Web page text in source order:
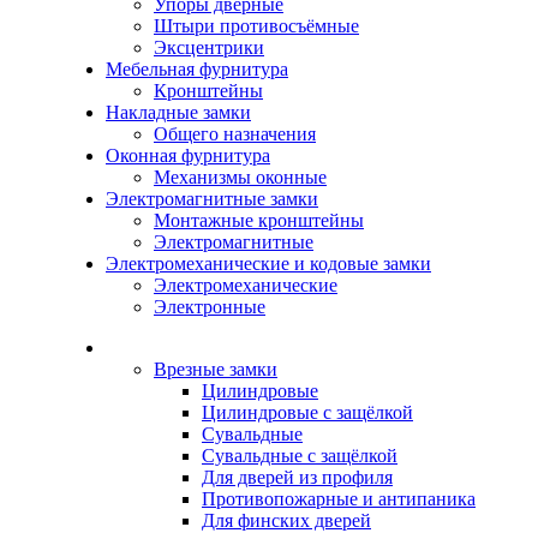
Упоры дверные
Штыри противосъёмные
Эксцентрики
Мебельная фурнитура
Кронштейны
Накладные замки
Общего назначения
Оконная фурнитура
Механизмы оконные
Электромагнитные замки
Монтажные кронштейны
Электромагнитные
Электромеханические и кодовые замки
Электромеханические
Электронные
Врезные замки
Цилиндровые
Цилиндровые с защёлкой
Сувальдные
Сувальдные с защёлкой
Для дверей из профиля
Противопожарные и антипаника
Для финских дверей